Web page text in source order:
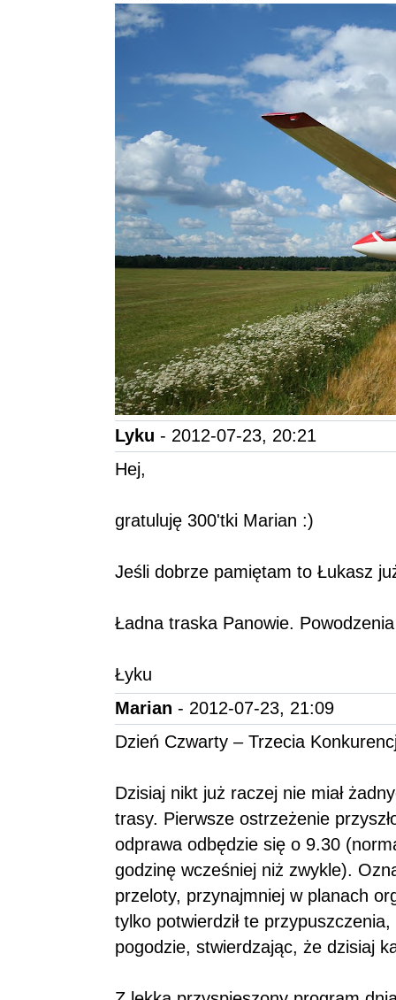
Lyku - 2012-07-23, 20:21
Hej,
gratuluję 300'tki Marian :)
Jeśli dobrze pamiętam to Łukasz
Ładna traska Panowie.
Łyku
Marian - 2012-07-23, 21:09
Dzień Czwarty – Trzecia
Dzisiaj nikt już raczej nie miał
trasy. Pierwsze ostrzeżenie
odprawa odbędzie się o 9.30
godzinę wcześniej niż zwykle).
przeloty, przynajmniej w planach
tylko potwierdził te
pogodzie, stwierdzając, że dzisiaj